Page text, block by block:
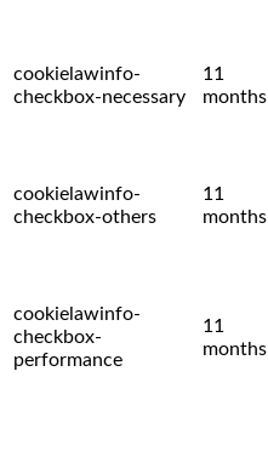
cookielawinfo-
checkbox-necessary
11
months
cookielawinfo-
checkbox-others
11
months
cookielawinfo-
checkbox-
performance
11
months